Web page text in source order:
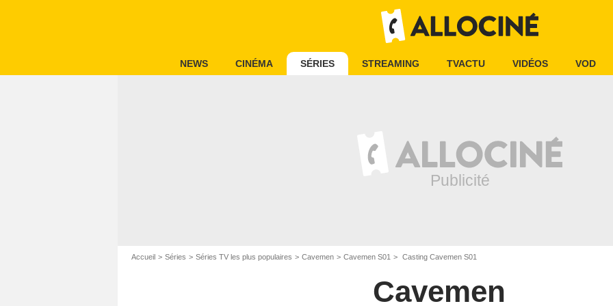
NEWS CINÉMA SÉRIES STREAMING TVACTU VIDÉOS VOD
Accueil Séries Séries TV les plus populaires Cavemen Cavemen S01 Casting Cavemen S01
Cavemen